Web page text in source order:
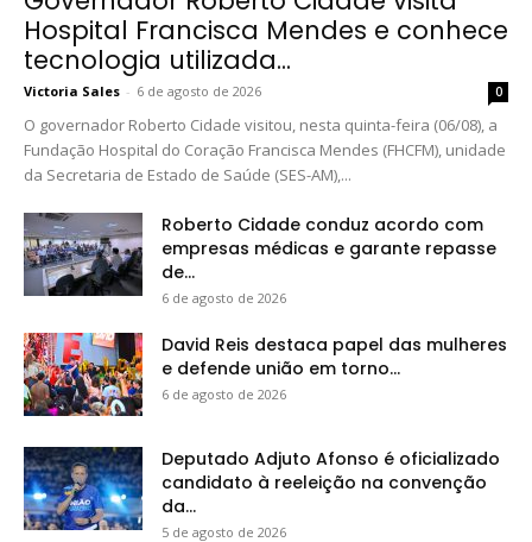
Hospital Francisca Mendes e conhece
tecnologia utilizada...
Victoria Sales - 6 de agosto de 2026 0
O governador Roberto Cidade visitou, nesta quinta-feira (06/08), a
Fundação Hospital do Coração Francisca Mendes (FHCFM), unidade
da Secretaria de Estado de Saúde (SES-AM),...
Roberto Cidade conduz acordo com
empresas médicas e garante repasse
de...
6 de agosto de 2026
David Reis destaca papel das mulheres
e defende união em torno...
6 de agosto de 2026
Deputado Adjuto Afonso é oficializado
candidato à reeleição na convenção
da...
5 de agosto de 2026